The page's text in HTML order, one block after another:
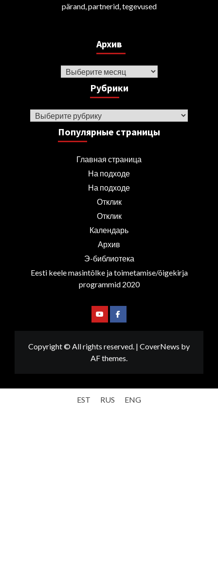
pärand, partnerid, tegevused
Архив
Архив
Рубрики
Рубрики
Популярные страницы
Главная страница
На подходе
На подходе
Отклик
Отклик
Календарь
Архив
Э-библиотека
Eesti keele masintõlke ja toimetamise/õigekirja
programmid 2020
YoutubeFacebook
Copyright © All rights reserved. | CoverNews by
AF themes.
EST RUS ENG